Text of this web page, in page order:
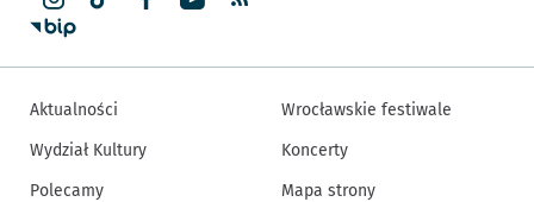
Aktualności
Wydział Kultury
Polecamy
Wrocławskie festiwale
Koncerty
Mapa strony